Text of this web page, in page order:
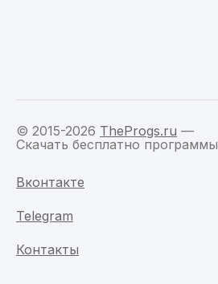
© 2015-2026 TheProgs.ru —
Скачать бесплатно программы
Вконтакте
Telegram
Контакты